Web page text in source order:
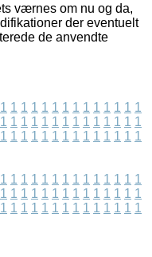
værnes om nu og da,
der eventuelt
de anvendte
1 1 1 1 1 1 1 1 1 1 1 1 1 1
1 1 1 1 1 1 1 1 1 1 1 1 1 1
1 1 1 1 1 1 1 1 1 1 1 1 1 1
1 1 1 1 1 1 1 1 1 1 1 1 1 1
1 1 1 1 1 1 1 1 1 1 1 1 1 1
1 1 1 1 1 1 1 1 1 1 1 1 1 1